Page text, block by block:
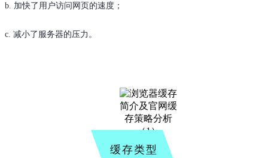
b. 加快了用户访问网页的速度；
c. 减小了服务器的压力。
缓存类型